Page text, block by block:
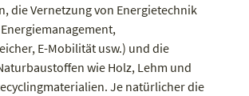
die Vernetzung von Energietechnik
E-Mobilität usw.) und die
wie Holz, Lehm und
Je natürlicher die